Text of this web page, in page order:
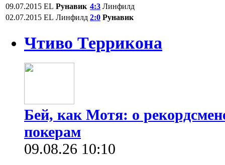
09.07.2015 EL Рунавик 4:3 Линфилд
02.07.2015 EL Линфилд 2:0 Рунавик
Чтиво Террикона
Бей, как Мотя: о
покерам
09.08.26 10:10